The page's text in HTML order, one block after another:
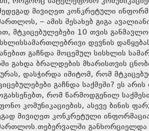
შედეგად მივიღეთ კონკრეტული
– ამის შესახებ გიგა
მტკიცებულებები 10 თვის
დევნის
გაჩნდა მოცემულ სისხლის
გახდა ბრალდების მხარისთვის
დასჭირდა იმიტომ, რომ
გაჩნდა საქმეში? ეს
რომ წარმოდგენილ
კომუნიკაციების, ასევე ბინის
მივიღეთ კონკრეტული